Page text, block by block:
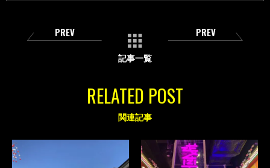
PREV
記事一覧
PREV
RELATED POST
関連記事